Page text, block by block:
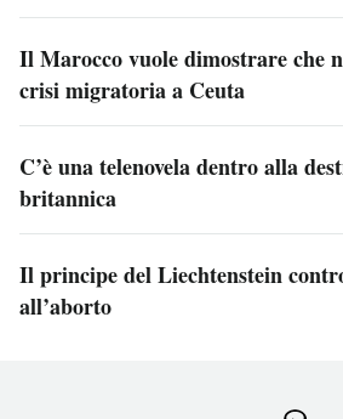
Il Marocco vuole dimostrare che
crisi migratoria a Ceuta
C’è una telenovela dentro alla
britannica
Il principe del Liechtenstein
all’aborto